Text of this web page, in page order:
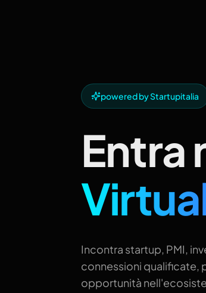
powered by Startupitalia
Entra
Incontra startup, PMI,
connessioni qualificate,
opportunità